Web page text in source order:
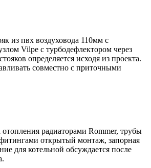
из пвх воздуховода 110мм с
Vilpe с турбодефлектором через
определяется исходя из проекта.
совместно с приточными
отопления радиаторами Rommer, трубы
открытый монтаж, запорная
для котельной обсуждается после